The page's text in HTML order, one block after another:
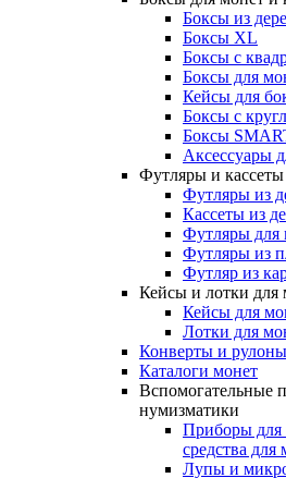
Боксы из
Боксы XL
Боксы с
Боксы для
Кейсы для
Боксы с
Боксы
Аксессуары
Футляры и
Футляры из
Кассеты из
Футляры для
Футляры из
Футляр из
Кейсы и лотки для
Кейсы для
Лотки для
Конверты и
Каталоги монет
Вспомогательные
нумизматики
Приборы для
средства для
Лупы и